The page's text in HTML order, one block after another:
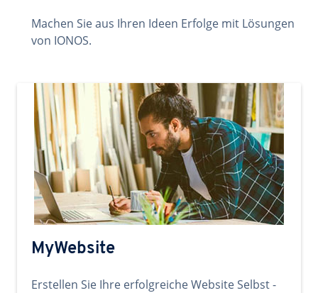
Machen Sie aus Ihren Ideen Erfolge mit Lösungen
von IONOS.
MyWebsite
Erstellen Sie Ihre erfolgreiche Website Selbst -